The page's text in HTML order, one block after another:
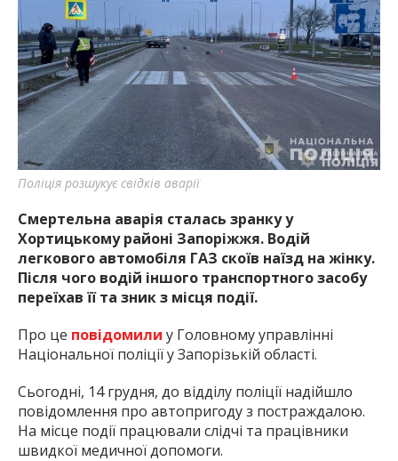
Поліція розшукує свідків аварії
Смертельна аварія сталась зранку у
Хортицькому районі Запоріжжя. Водій
легкового автомобіля ГАЗ скоїв наїзд на жінку.
Після чого водій іншого транспортного засобу
переїхав її та зник з місця події.
Про це повідомили у Головному управлінні
Національної поліції у Запорізькій області.
Сьогодні, 14 грудня, до відділу поліції надійшло
повідомлення про автопригоду з постраждалою.
На місце події працювали слідчі та працівники
швидкої медичної допомоги.